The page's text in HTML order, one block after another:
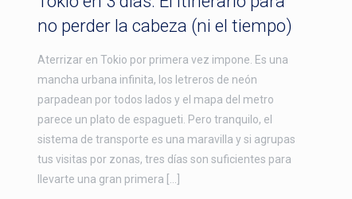
no perder la cabeza (ni el tiempo)
Aterrizar en Tokio por primera vez impone. Es una
mancha urbana infinita, los letreros de neón
parpadean por todos lados y el mapa del metro
parece un plato de espagueti. Pero tranquilo, el
sistema de transporte es una maravilla y si agrupas
tus visitas por zonas, tres días son suficientes para
llevarte una gran primera […]